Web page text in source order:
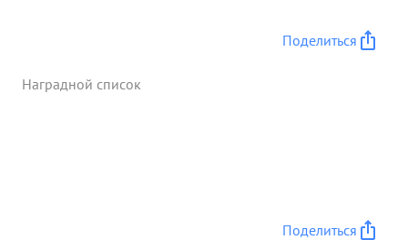
Советской Молдавии проявлял массовый героизм,
награждения бою ...»
Поделиться
Наградной список
Поделиться